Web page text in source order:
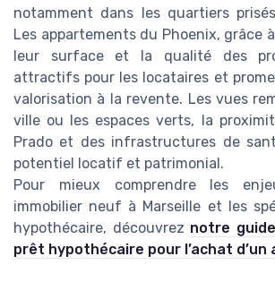
notamment dans les quartiers
Les appartements du Phoenix, grâce
leur surface et la qualité des
attractifs pour les locataires et
valorisation à la revente. Les vues
ville ou les espaces verts, la
Prado et des infrastructures de
potentiel locatif et patrimonial.
Pour mieux comprendre les
immobilier neuf à Marseille et les
hypothécaire, découvrez notre
prêt hypothécaire pour l’achat